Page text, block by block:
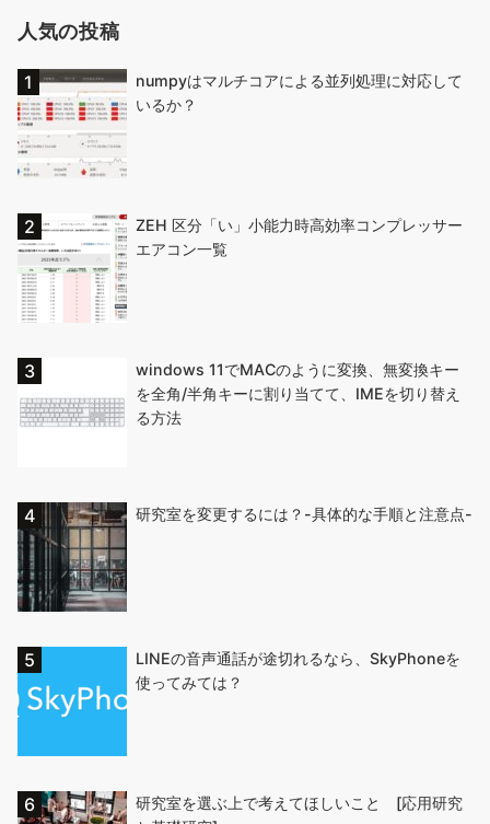
人気の投稿
numpyはマルチコアによる並列処理に対応して
いるか？
ZEH 区分「い」小能力時高効率コンプレッサー
エアコン一覧
windows 11でMACのように変換、無変換キー
を全角/半角キーに割り当てて、IMEを切り替え
る方法
研究室を変更するには？-具体的な手順と注意点-
LINEの音声通話が途切れるなら、SkyPhoneを
使ってみては？
研究室を選ぶ上で考えてほしいこと [応用研究